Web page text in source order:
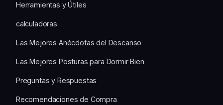
Herramientas y Útiles
calculadoras
Las Mejores Anécdotas del Descanso
Las Mejores Posturas para Dormir Bien
Preguntas y Respuestas
Recomendaciones de Compra